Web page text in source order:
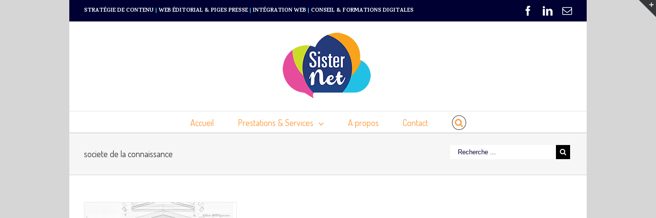
STRATÉGIE DE CONTENU | WEB ÉDITORIAL & PIGES PRESSE | INTÉGRATION WEB | CONSEIL & FORMATIONS DIGITALES
Accueil Prestations & Services A propos Contact
societe de la connaissance